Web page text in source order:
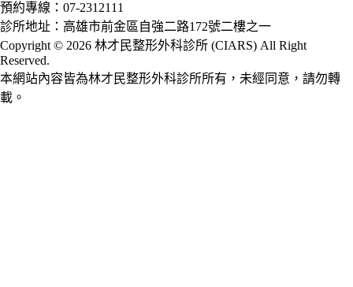
預約專線：07-2312111
診所地址：高雄市前金區自強二路172號二樓之一
Copyright © 2026 林才民整形外科診所 (CIARS) All Right
Reserved.
本網站內容皆為林才民整形外科診所所有，未經同意，請勿轉
載。